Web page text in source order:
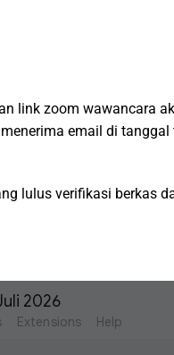
link zoom wawancara
email di
lulus verifikasi berkas